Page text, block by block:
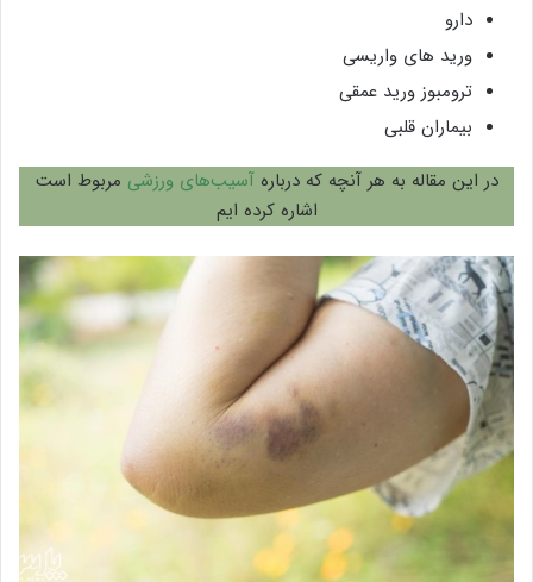
دارو
ورید های واریسی
ترومبوز ورید عمقی
بیماران قلبی
در این مقاله به هر آنچه که دربارهآسیب‌های ورزشی مربوط است
اشاره کرده ایم